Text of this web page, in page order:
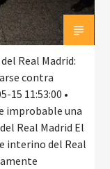
Real Madrid:
contra
15 11:53:00 •
improbable una
Real Madrid El
interino del Real